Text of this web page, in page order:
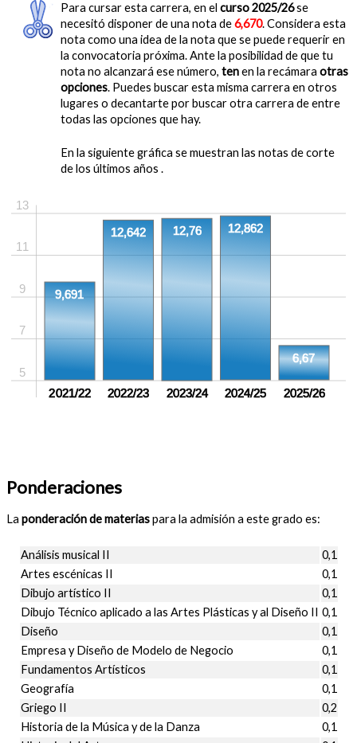
Para cursar esta carrera, en el curso 2025/26se
necesitó disponer de una nota de6,670. Considera esta
nota como una idea de la nota que se puede requerir en
la convocatoria próxima. Ante la posibilidad de que tu
nota no alcanzará ese número, tenen la recámara otras
opciones. Puedes buscar esta misma carrera en otros
lugares o decantarte por buscar otra carrera de entre
todas las opciones que hay.
En la siguiente gráfica se muestran las notas de corte
de los últimos años .
13
5
7
9
11
9,691
12,642 12,76 12,862
6,67
2021/22 2022/23 2023/24 2024/25 2025/26
Ponderaciones
La ponderación de materiaspara la admisión a este grado es:
Análisis musical II
0,1
Artes escénicas II
0,1
Dibujo artístico II
0,1
Dibujo Técnico aplicado a las Artes Plásticas y al Diseño II 0,1
Diseño
0,1
Empresa y Diseño de Modelo de Negocio
0,1
Fundamentos Artísticos
0,1
Geografía
0,1
Griego II
0,2
Historia de la Música y de la Danza
0,1